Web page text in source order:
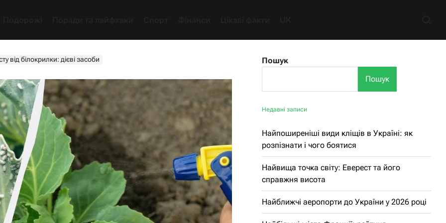
від білокрилки: дієві засоби
Пошук
Пошук
Недавні записи
Найпоширеніші види кліщів в Україні: як
розпізнати і чого боятися
Найвища точка світу: Еверест та його
справжня висота
Найближчі аеропорти до України у 2026 році